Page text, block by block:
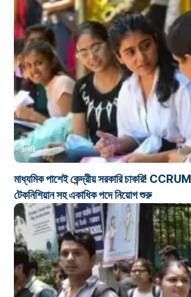
চাকরি
মাধ্যমিক পাশেই কেন্দ্রীয় সরকারি চাকরি!
টেকনিশিয়ান সহ একাধিক পদে নিয়োগ শুরু